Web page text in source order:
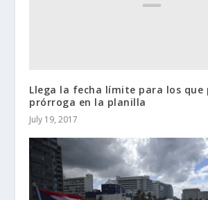
Llega la fecha límite para los que
prórroga en la planilla
July 19, 2017